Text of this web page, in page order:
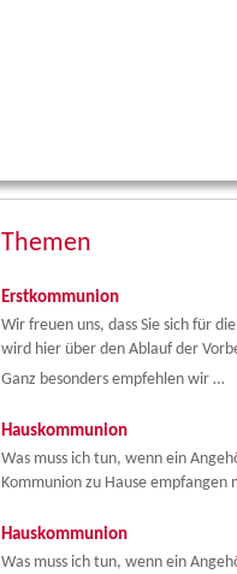
Themen
Erstkommunion
Wir freuen uns, dass Sie sich für
wird hier über den Ablauf der
Ganz besonders empfehlen wir …
Hauskommunion
Was muss ich tun, wenn ein
Kommunion zu Hause empfangen
Hauskommunion
Was muss ich tun, wenn ein